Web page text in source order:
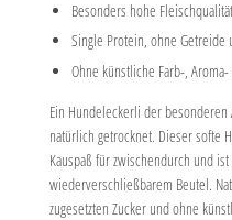
Besonders hohe
Single Protein, ohne Getreide
Ohne künstliche Farb-,
Ein Hundeleckerli der
natürlich getrocknet. Dieser softe
Kauspaß für zwischendurch und
wiederverschließbarem Beutel.
zugesetzten Zucker und ohne